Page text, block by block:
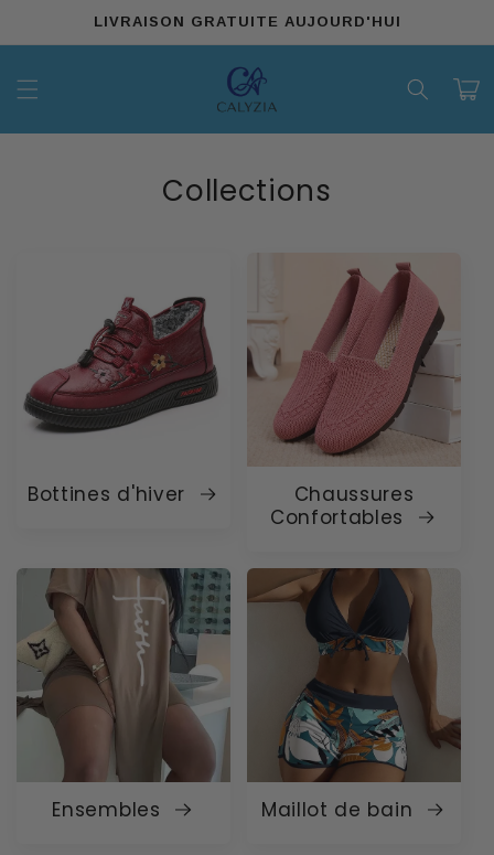
au
LIVRAISON GRATUITE AUJOURD'HUI
Panier
Collections
Bottines d'hiver
Chaussures
Confortables
Ensembles Maillot de bain